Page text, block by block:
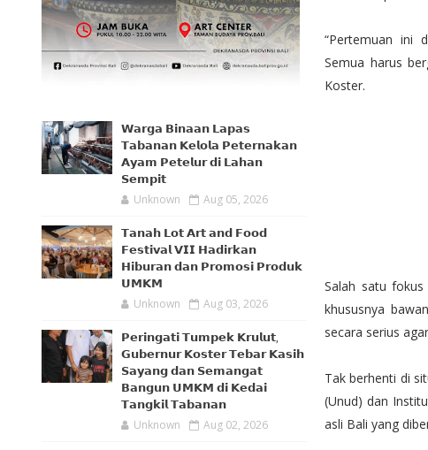
𝗪𝗮𝗿𝗴𝗮 𝗕𝗶𝗻𝗮𝗮𝗻 𝗟𝗮𝗽𝗮𝘀
𝗧𝗮𝗯𝗮𝗻𝗮𝗻 𝗞𝗲𝗹𝗼𝗹𝗮 𝗣𝗲𝘁𝗲𝗿𝗻𝗮𝗸𝗮𝗻
𝗔𝘆𝗮𝗺 𝗣𝗲𝘁𝗲𝗹𝘂𝗿 𝗱𝗶 𝗟𝗮𝗵𝗮𝗻
𝗦𝗲𝗺𝗽𝗶𝘁
Unknown Aug 05, 2026
𝗧𝗮𝗻𝗮𝗵 𝗟𝗼𝘁 𝗔𝗿𝘁 𝗮𝗻𝗱 𝗙𝗼𝗼𝗱
𝗙𝗲𝘀𝘁𝗶𝘃𝗮𝗹 𝗩𝗜𝗜 𝗛𝗮𝗱𝗶𝗿𝗸𝗮𝗻
𝗛𝗶𝗯𝘂𝗿𝗮𝗻 𝗱𝗮𝗻 𝗣𝗿𝗼𝗺𝗼𝘀𝗶 𝗣𝗿𝗼𝗱𝘂𝗸
𝗨𝗠𝗞𝗠
Unknown Aug 03, 2026
𝗣𝗲𝗿𝗶𝗻𝗴𝗮𝘁𝗶 𝗧𝘂𝗺𝗽𝗲𝗸 𝗞𝗿𝘂𝗹𝘂𝘁,
𝗚𝘂𝗯𝗲𝗿𝗻𝘂𝗿 𝗞𝗼𝘀𝘁𝗲𝗿 𝗧𝗲𝗯𝗮𝗿 𝗞𝗮𝘀𝗶𝗵
𝗦𝗮𝘆𝗮𝗻𝗴 𝗱𝗮𝗻 𝗦𝗲𝗺𝗮𝗻𝗴𝗮𝘁
𝗕𝗮𝗻𝗴𝘂𝗻 𝗨𝗠𝗞𝗠 𝗱𝗶 𝗞𝗲𝗱𝗮𝗶
𝗧𝗮𝗻𝗴𝗸𝗶𝗹 𝗧𝗮𝗯𝗮𝗻𝗮𝗻
Unknown Aug 02, 2026
“Pertemuan ini
Semua harus
Koster.
Salah satu
khususnya
secara serius
Tak berhenti di
(Unud) dan
asli Bali yang